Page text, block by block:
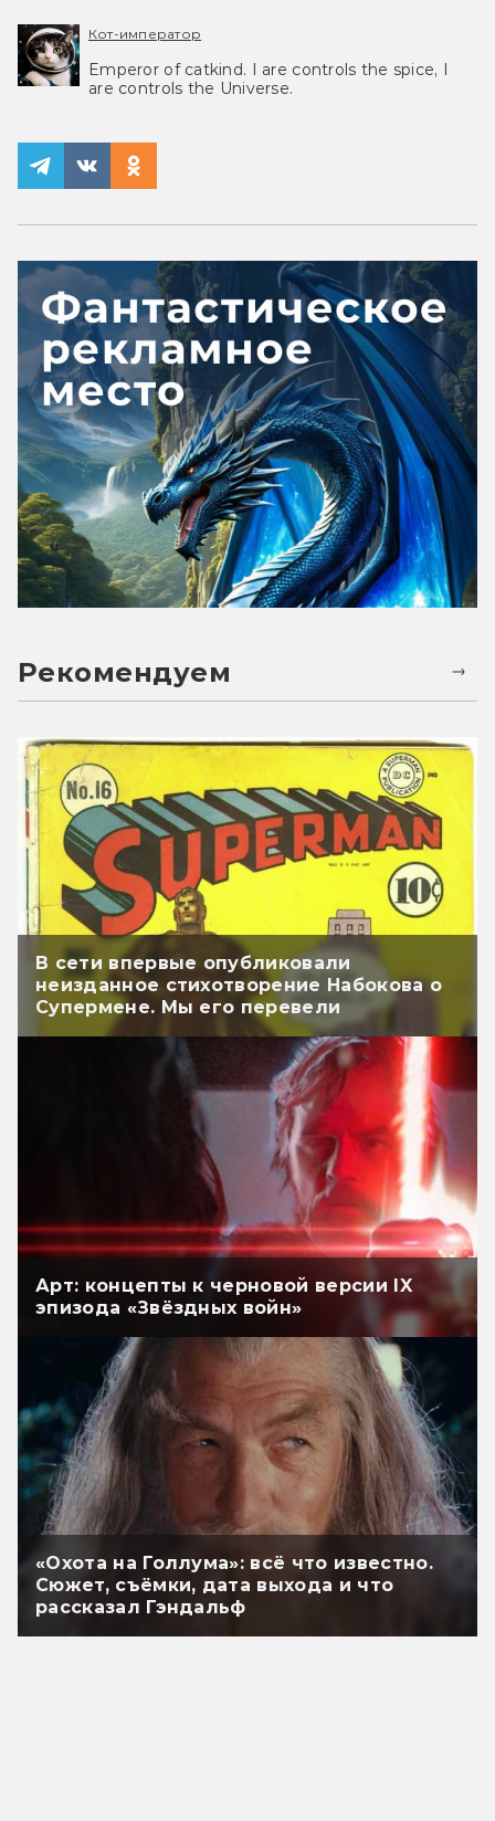
Кот-император
Emperor of catkind. I are controls the spice, I
are controls the Universe.
Рекомендуем
В сети впервые опубликовали
неизданное стихотворение Набокова о
Супермене. Мы его перевели
Арт: концепты к черновой версии IX
эпизода «Звёздных войн»
«Охота на Голлума»: всё что известно.
Сюжет, съёмки, дата выхода и что
рассказал Гэндальф